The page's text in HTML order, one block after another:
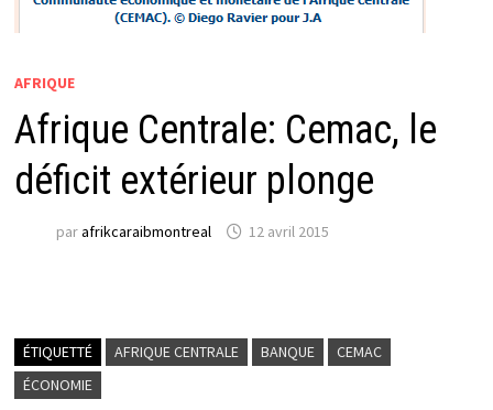
AFRIQUE
Afrique Centrale: Cemac, le
déficit extérieur plonge
parafrikcaraibmontreal 12 avril 2015
ÉTIQUETTÉ AFRIQUE CENTRALE BANQUE
CEMAC
ÉCONOMIE